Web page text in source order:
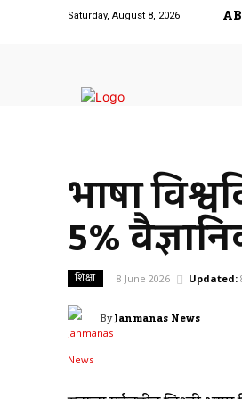
Saturday, August 8, 2026
भाषा
5%
शिक्षा 8 June 2026 Updated:
ByJanmanas News